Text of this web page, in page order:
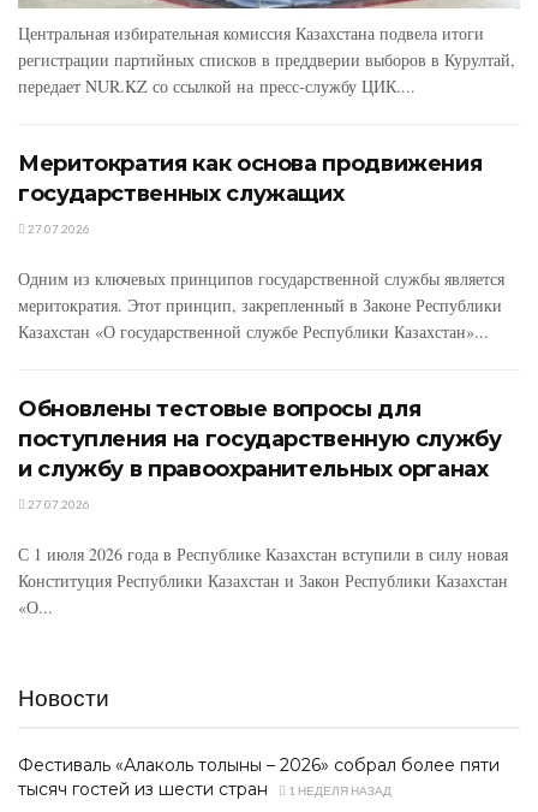
Центральная избирательная комиссия Казахстана подвела итоги
регистрации партийных списков в преддверии выборов в Курултай,
передает NUR.KZ со ссылкой на пресс-службу ЦИК....
Меритократия как основа продвижения
государственных служащих
27.07.2026
Одним из ключевых принципов государственной службы является
меритократия. Этот принцип, закрепленный в Законе Республики
Казахстан «О государственной службе Республики Казахстан»...
Обновлены тестовые вопросы для
поступления на государственную службу
и службу в правоохранительных органах
27.07.2026
С 1 июля 2026 года в Республике Казахстан вступили в силу новая
Конституция Республики Казахстан и Закон Республики Казахстан
«О...
Новости
Фестиваль «Алаколь толқыны – 2026» собрал более пяти
тысяч гостей из шести стран
1 НЕДЕЛЯ НАЗАД